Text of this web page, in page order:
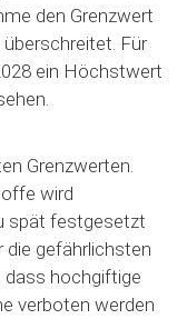
den Grenzwert
Für
ein Höchstwert
Grenzwerten.
wird
spät festgesetzt
gefährlichsten
dass hochgiftige
verboten werden